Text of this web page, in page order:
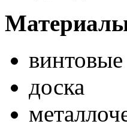
винтовые
доска